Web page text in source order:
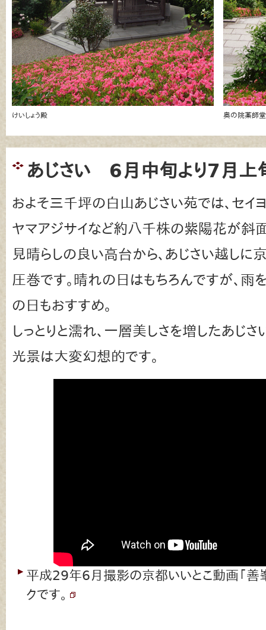
けいしょう殿 奥の院薬師
あじさい 6月中旬より7月上
およそ三千坪の白山あじさい苑では、セイヨ
ヤマアジサイなど約八千株の紫陽花が斜
見晴らしの良い高台から、あじさい越し
圧巻です。晴れの日はもちろんですが、
の日もおすすめ。
しっとりと濡れ、一層美しさを増したあじ
光景は大変幻想的です。
平成29年6月撮影の京都いいとこ動画「善
クです。